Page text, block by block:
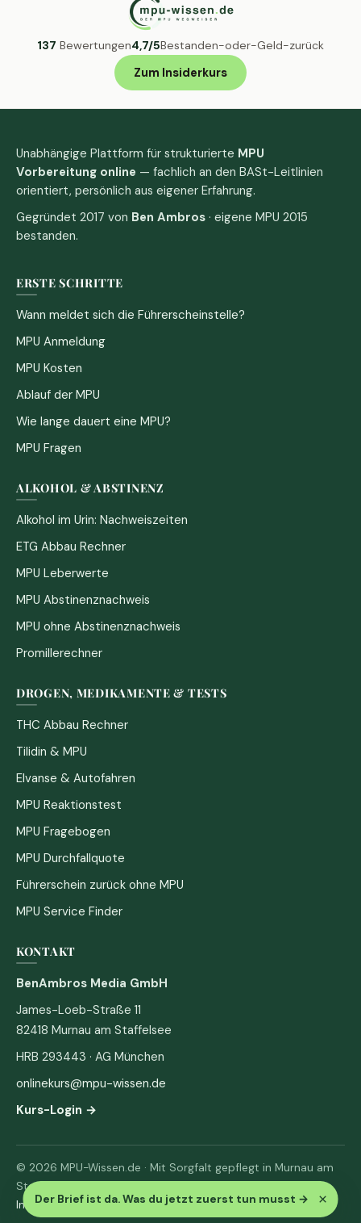
Der Brief ist da. Was du jetzt zuerst tun musst → ×
137 Bewertungen4,7/5Bestanden-oder-Geld-zurück
Zum Insiderkurs
Unabhängige Plattform für strukturierte MPU
Vorbereitung online — fachlich an den BASt-Leitlinien
orientiert, persönlich aus eigener Erfahrung.
Gegründet 2017 von Ben Ambros · eigene MPU 2015
bestanden.
ERSTE SCHRITTE
Wann meldet sich die Führerscheinstelle?
MPU Anmeldung
MPU Kosten
Ablauf der MPU
Wie lange dauert eine MPU?
MPU Fragen
ALKOHOL & ABSTINENZ
Alkohol im Urin: Nachweiszeiten
ETG Abbau Rechner
MPU Leberwerte
MPU Abstinenznachweis
MPU ohne Abstinenznachweis
Promillerechner
DROGEN, MEDIKAMENTE & TESTS
THC Abbau Rechner
Tilidin & MPU
Elvanse & Autofahren
MPU Reaktionstest
MPU Fragebogen
MPU Durchfallquote
Führerschein zurück ohne MPU
MPU Service Finder
KONTAKT
BenAmbros Media GmbH
James-Loeb-Straße 11
82418 Murnau am Staffelsee
HRB 293443 · AG München
onlinekurs@mpu-wissen.de
Kurs-Login →
© 2026 MPU-Wissen.de · Mit Sorgfalt gepflegt in Murnau am
Staffelsee
Impressum· Datenschutz & AGB